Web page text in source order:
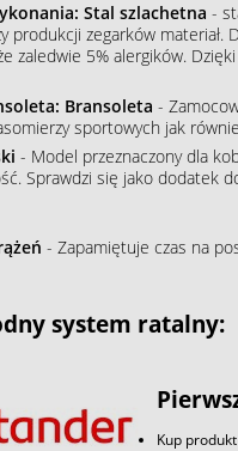
Stal szlachetna -
produkcji zegarków
zaledwie 5% alergików.
Bransoleta -
sportowych jak
- Model przeznaczony dla
Sprawdzi się jako dodatek
- Zapamiętuje czas na
system ratalny:
Kup